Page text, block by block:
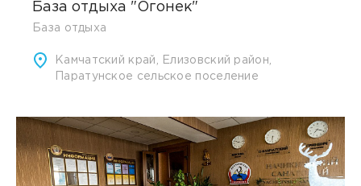
База отдыха "Огонек"
База отдыха
Камчатский край, Елизовский район,
Паратунское сельское поселение